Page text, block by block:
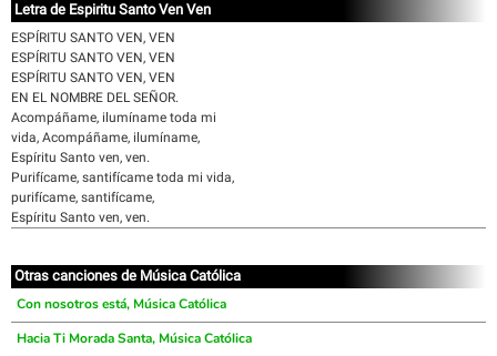
Letra de Espiritu Santo Ven Ven
ESPÍRITU SANTO VEN, VEN
ESPÍRITU SANTO VEN, VEN
ESPÍRITU SANTO VEN, VEN
EN EL NOMBRE DEL SEÑOR.
Acompáñame, ilumíname toda mi
vida, Acompáñame, ilumíname,
Espíritu Santo ven, ven.
Purifícame, santifícame toda mi vida,
purifícame, santifícame,
Espíritu Santo ven, ven.
Otras canciones de Música Católica
Con nosotros está, Música Católica
Hacia Ti Morada Santa, Música Católica